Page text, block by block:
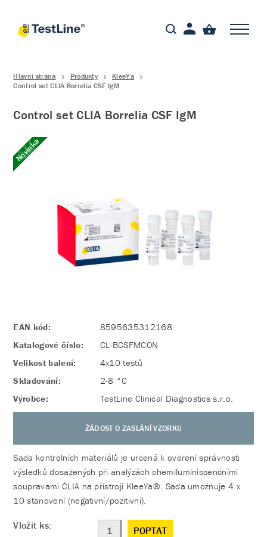
Hlavní strana Produkty
KleeYa
Control set CLIA Borrelia CSF IgM
Control set CLIA Borrelia CSF IgM
Novinka
EAN kód:
8595635312168
Katalogové číslo:
CL-BCSFMCON
Velikost balení:
4x10 testů
Skladování:
2-8 °C
Výrobce:
TestLine Clinical Diagnostics s.r.o.
ŽÁDOST O ZASLÁNÍ VZORKU
Sada kontrolních materiálů je určená k ověření správnosti
výsledků dosažených při analýzách chemiluminiscenčními
soupravami CLIA na přístroji KleeYa®. Sada umožňuje 4 x
10 stanovení (negativní/pozitivní).
Vložit ks: POPTAT